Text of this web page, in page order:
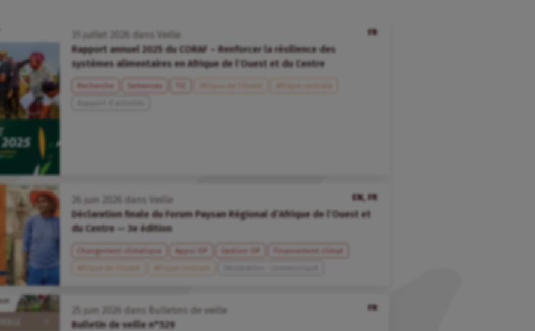
FR
juillet dans
Veille
Rapport annuel 2025 du CORAF – Renforcer la résilience des
systèmes alimentaires en Afrique de l’Ouest et du Centre
Recherche Semences Afrique de l’Ouest
Afrique centrale
EN, FR
juin dans
Veille
Déclaration finale du Forum Paysan Régional d’Afrique de l’Ouest et
du Centre — 3e édition
Changement climatique Appui OP Gestion OP
Financement climat
Afrique de l’Ouest
Afrique centrale
FR
juin dans
Bulletins de veille
Bulletin de veille n°529